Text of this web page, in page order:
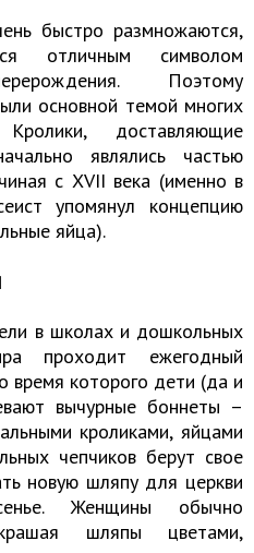
быстро размножаются,
отличным символом
Поэтому
основной темой многих
доставляющие
являлись частью
с XVII века (именно в
упомянул концепцию
яйца).
в школах и дошкольных
проходит ежегодный
время которого дети (да и
вычурные боннеты –
кроликами, яйцами
чепчиков берут свое
новую шляпу для церкви
Женщины обычно
шляпы цветами,